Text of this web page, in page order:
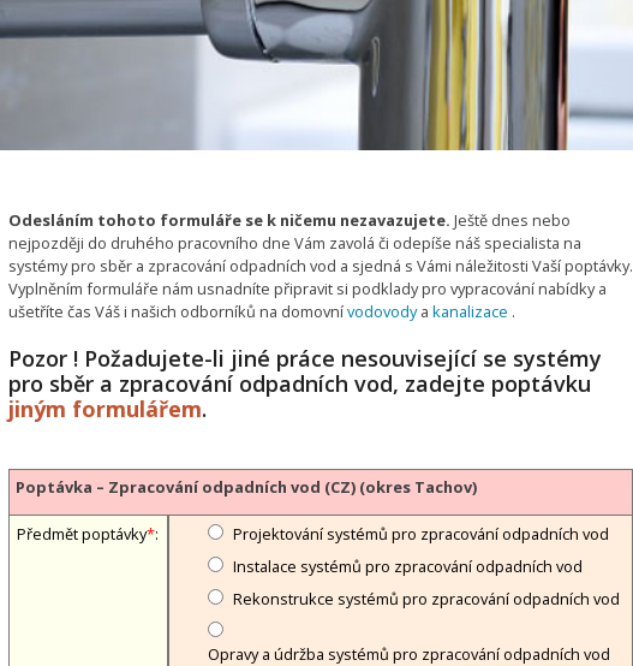
Odesláním tohoto formuláře se k ničemu nezavazujete. Ještě dnes nebo
nejpozději do druhého pracovního dne Vám zavolá či odepíše náš specialista na
systémy pro sběr a zpracování odpadních vod a sjedná s Vámi náležitosti Vaší poptávky.
Vyplněním formuláře nám usnadníte připravit si podklady pro vypracování nabídky a
ušetříte čas Váš i našich odborníků na domovnívodovodya kanalizace .
Pozor ! Požadujete-li jiné práce nesouvisející se systémy
pro sběr a zpracování odpadních vod, zadejte poptávku
jiným formulářem.
Poptávka – Zpracování odpadních vod (CZ) (okres Tachov)
Předmět poptávky*:
Projektování systémů pro zpracování odpadních vod
Instalace systémů pro zpracování odpadních vod
Rekonstrukce systémů pro zpracování odpadních vod
Opravy a údržba systémů pro zpracování odpadních vod